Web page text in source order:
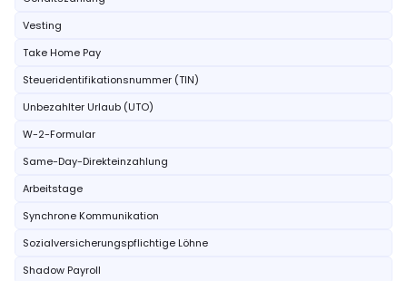
Vesting
Take Home Pay
Steueridentifikationsnummer (TIN)
Unbezahlter Urlaub (UTO)
W-2-Formular
Same-Day-Direkteinzahlung
Arbeitstage
Synchrone Kommunikation
Sozialversicherungspflichtige Löhne
Shadow Payroll